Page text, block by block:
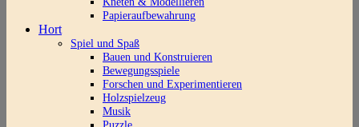
Papieraufbewahrung
Hort
Spiel und Spaß
Bauen und Konstruieren
Bewegungsspiele
Forschen und Experimentieren
Holzspielzeug
Musik